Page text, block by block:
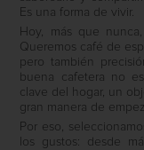
Es una forma de vivir.
Hoy, más que
Queremos café de
pero también
buena cafetera no
clave del hogar, un
gran manera de
Por eso,
los gustos: desde